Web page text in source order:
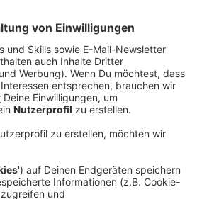
findet die EM in zwölf
Europas statt,
oder aber auch London
streiten um die Trophäe.
im letzten Turnier für DFB-
Löw nicht zu den absoluten
andere Länder wie
Doch wer ist euer Favorit
hier ab.
28%